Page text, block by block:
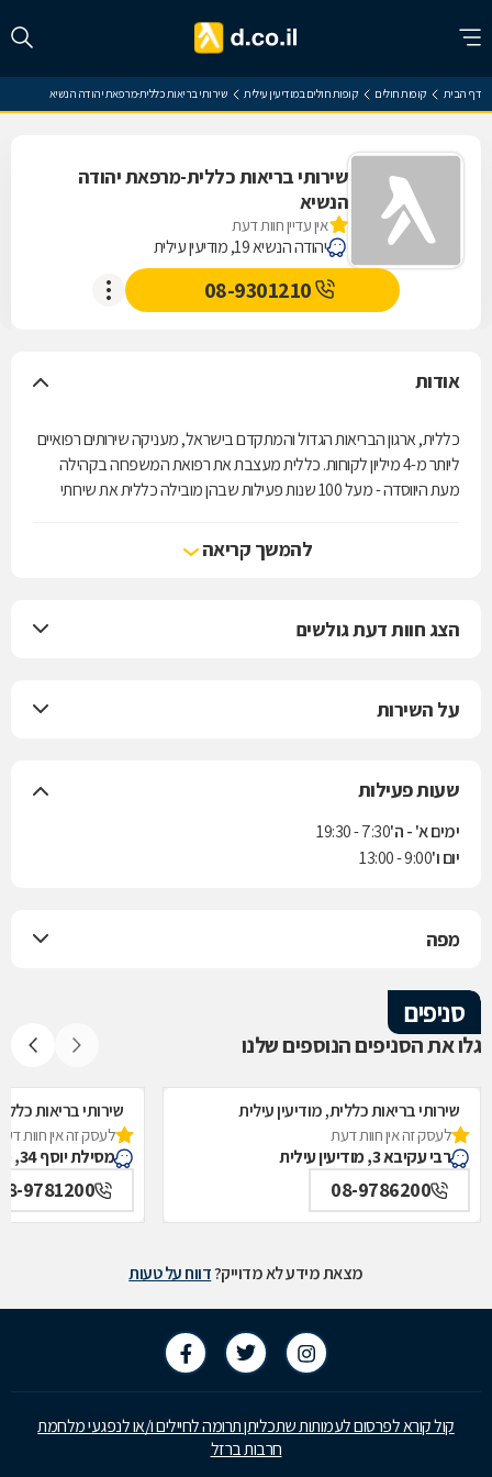
דף הבית קופות חולים קופות חולים במודיעין עילית שירותי בריאות כללית-מרפאת יהודה הנשיא
שירותי בריאות כללית-מרפאת יהודה
הנשיא
אין עדיין חוות דעת
יהודה הנשיא 19, מודיעין עילית
08-9301210
אודות
כללית, ארגון הבריאות הגדול והמתקדם בישראל, מעניקה שירותים רפואיים
ליותר מ-4 מיליון לקוחות. כללית מעצבת את רפואת המשפחה בקהילה
מעת היווסדה - מעל 100 שנות פעילות שבהן מובילה כללית את שירותי
להמשך קריאה
הצג חוות דעת גולשים
על השירות
שעות פעילות
ימים א' - ה'7:30 - 19:30
יום ו'9:00 - 13:00
מפה
סניפים
גלו את הסניפים הנוספים שלנו
שירותי בריאות כללית, מודיעין עילית
לעסק זה אין חוות דעת
רבי עקיבא 3, מודיעין עילית
08-9786200
שירותי בריאות
לעסק זה אין חוות
מסילת יוסף 34, מודיעין עילית
9781200
מצאת מידע לא מדוייק?דווח על טעות
קול קורא לפרסום לעמותות שתכליתן תרומה לחיילים ו/או לנפגעי מלחמת
חרבות ברזל